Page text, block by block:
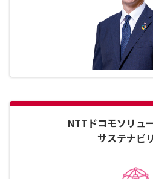
NTTドコモソリュ
サステナビ